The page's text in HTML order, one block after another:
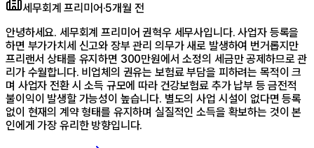
세무회계 프리미어·5개월 전
안녕하세요. 세무회계 프리미어 권혁우 세무사입니다. 사업자 등록을
하면 부가가치세 신고와 장부 관리 의무가 새로 발생하여 번거롭지만
프리랜서 상태를 유지하면 300만원에서 소정의 세금만 공제하므로 관
리가 수월합니다. 비업체의 권유는 보험료 부담을 피하려는 목적이 크
며 사업자 전환 시 소득 규모에 따라 건강보험료 추가 납부 등 금전적
불이익이 발생할 가능성이 높습니다. 별도의 사업 시설이 없다면 등록
없이 현재의 계약 형태를 유지하며 실질적인 소득을 확보하는 것이 본
인에게 가장 유리한 방향입니다.